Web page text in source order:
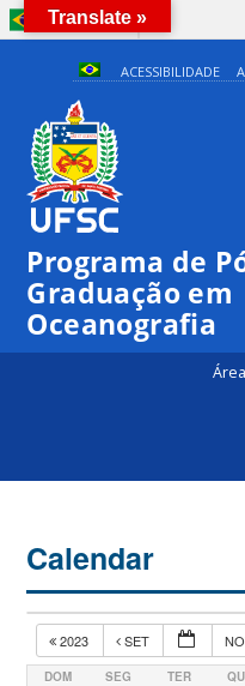
BRASIL
ACESSIBILIDADE
Programa de
Graduação em
Oceanografia
Calendar
2023 SET
DOM SEG TER
Translate »